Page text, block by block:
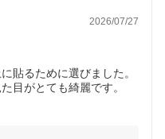
さと伸縮性の高さが特長で
ますので、ぜひ次回もいろ
ただけるよう、高品質な商
どうぞよろしくお願いいた
ります！
2026/07/27
貼るために選びました。
目がとても綺麗です。